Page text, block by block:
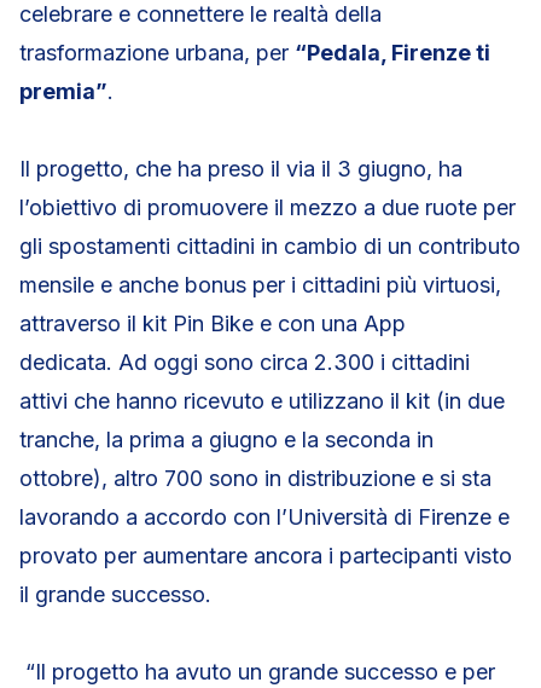
celebrare e connettere le realtà della
trasformazione urbana, per “Pedala, Firenze ti
premia”.
Il progetto, che ha preso il via il 3 giugno, ha
l’obiettivo di promuovere il mezzo a due ruote per
gli spostamenti cittadini in cambio di un contributo
mensile e anche bonus per i cittadini più virtuosi,
attraverso il kit Pin Bike e con una App
dedicata. Ad oggi sono circa 2.300 i cittadini
attivi che hanno ricevuto e utilizzano il kit (in due
tranche, la prima a giugno e la seconda in
ottobre), altro 700 sono in distribuzione e si sta
lavorando a accordo con l’Università di Firenze e
provato per aumentare ancora i partecipanti visto
il grande successo.
“Il progetto ha avuto un grande successo e per